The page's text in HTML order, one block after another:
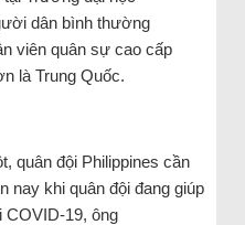
dân bình thường
viên quân sự cao cấp
là Trung Quốc.
quân đội Philippines cần
nay khi quân đội đang giúp
COVID-19, ông